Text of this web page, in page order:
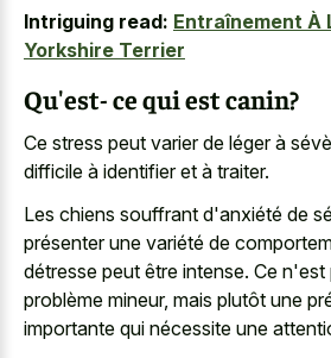
Intriguing read: Entraînement À
Yorkshire Terrier
Qu'est- ce qui est canin?
Ce stress peut varier de léger à
difficile à identifier et à traiter.
Les chiens souffrant d'anxiété de
présenter une variété de
détresse peut être intense. Ce
problème mineur, mais plutôt une
importante qui nécessite une